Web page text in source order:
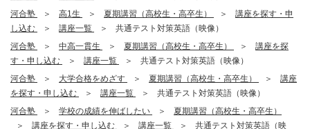
河合塾
高1生 夏期講習（高校生・高卒生）
講座を探す・申
し込む
講座一覧
共通テスト対策英語（映像）
河合塾
中高一貫生 夏期講習（高校生・高卒生）
講座を探
す・申し込む
講座一覧
共通テスト対策英語（映像）
河合塾
大学合格をめざす 夏期講習（高校生・高卒生）
講座
を探す・申し込む
講座一覧
共通テスト対策英語（映像）
河合塾
学校の成績を伸ばしたい
夏期講習（高校生・高卒生）
講座を探す・申し込む
講座一覧
共通テスト対策英語（映